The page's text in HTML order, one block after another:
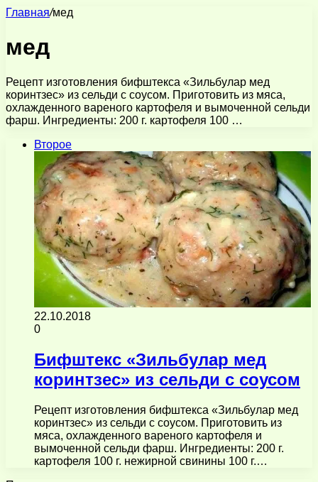
Главная/мед
мед
Рецепт изготовления бифштекса «Зильбулар мед
коринтзес» из сельди с соусом. Приготовить из мяса,
охлажденного вареного картофеля и вымоченной сельди
фарш. Ингредиенты: 200 г. картофеля 100 …
Второе
22.10.2018
0
Бифштекс «Зильбулар мед
коринтзес» из сельди с соусом
Рецепт изготовления бифштекса «Зильбулар мед
коринтзес» из сельди с соусом. Приготовить из
мяса, охлажденного вареного картофеля и
вымоченной сельди фарш. Ингредиенты: 200 г.
картофеля 100 г. нежирной свинины 100 г.…